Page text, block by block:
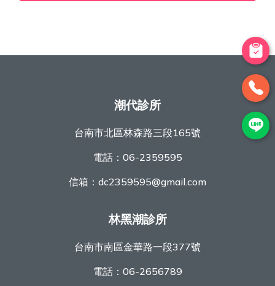
潮代診所
台南市北區林森路三段165號
電話： 06-2359595
信箱： dc2359595@gmail.com
林黑潮診所
台南市南區金華路一段377號
電話： 06-2656789